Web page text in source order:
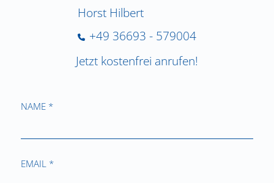
Horst Hilbert
+49 36693 - 579004
Jetzt kostenfrei anrufen!
NAME *
EMAIL *